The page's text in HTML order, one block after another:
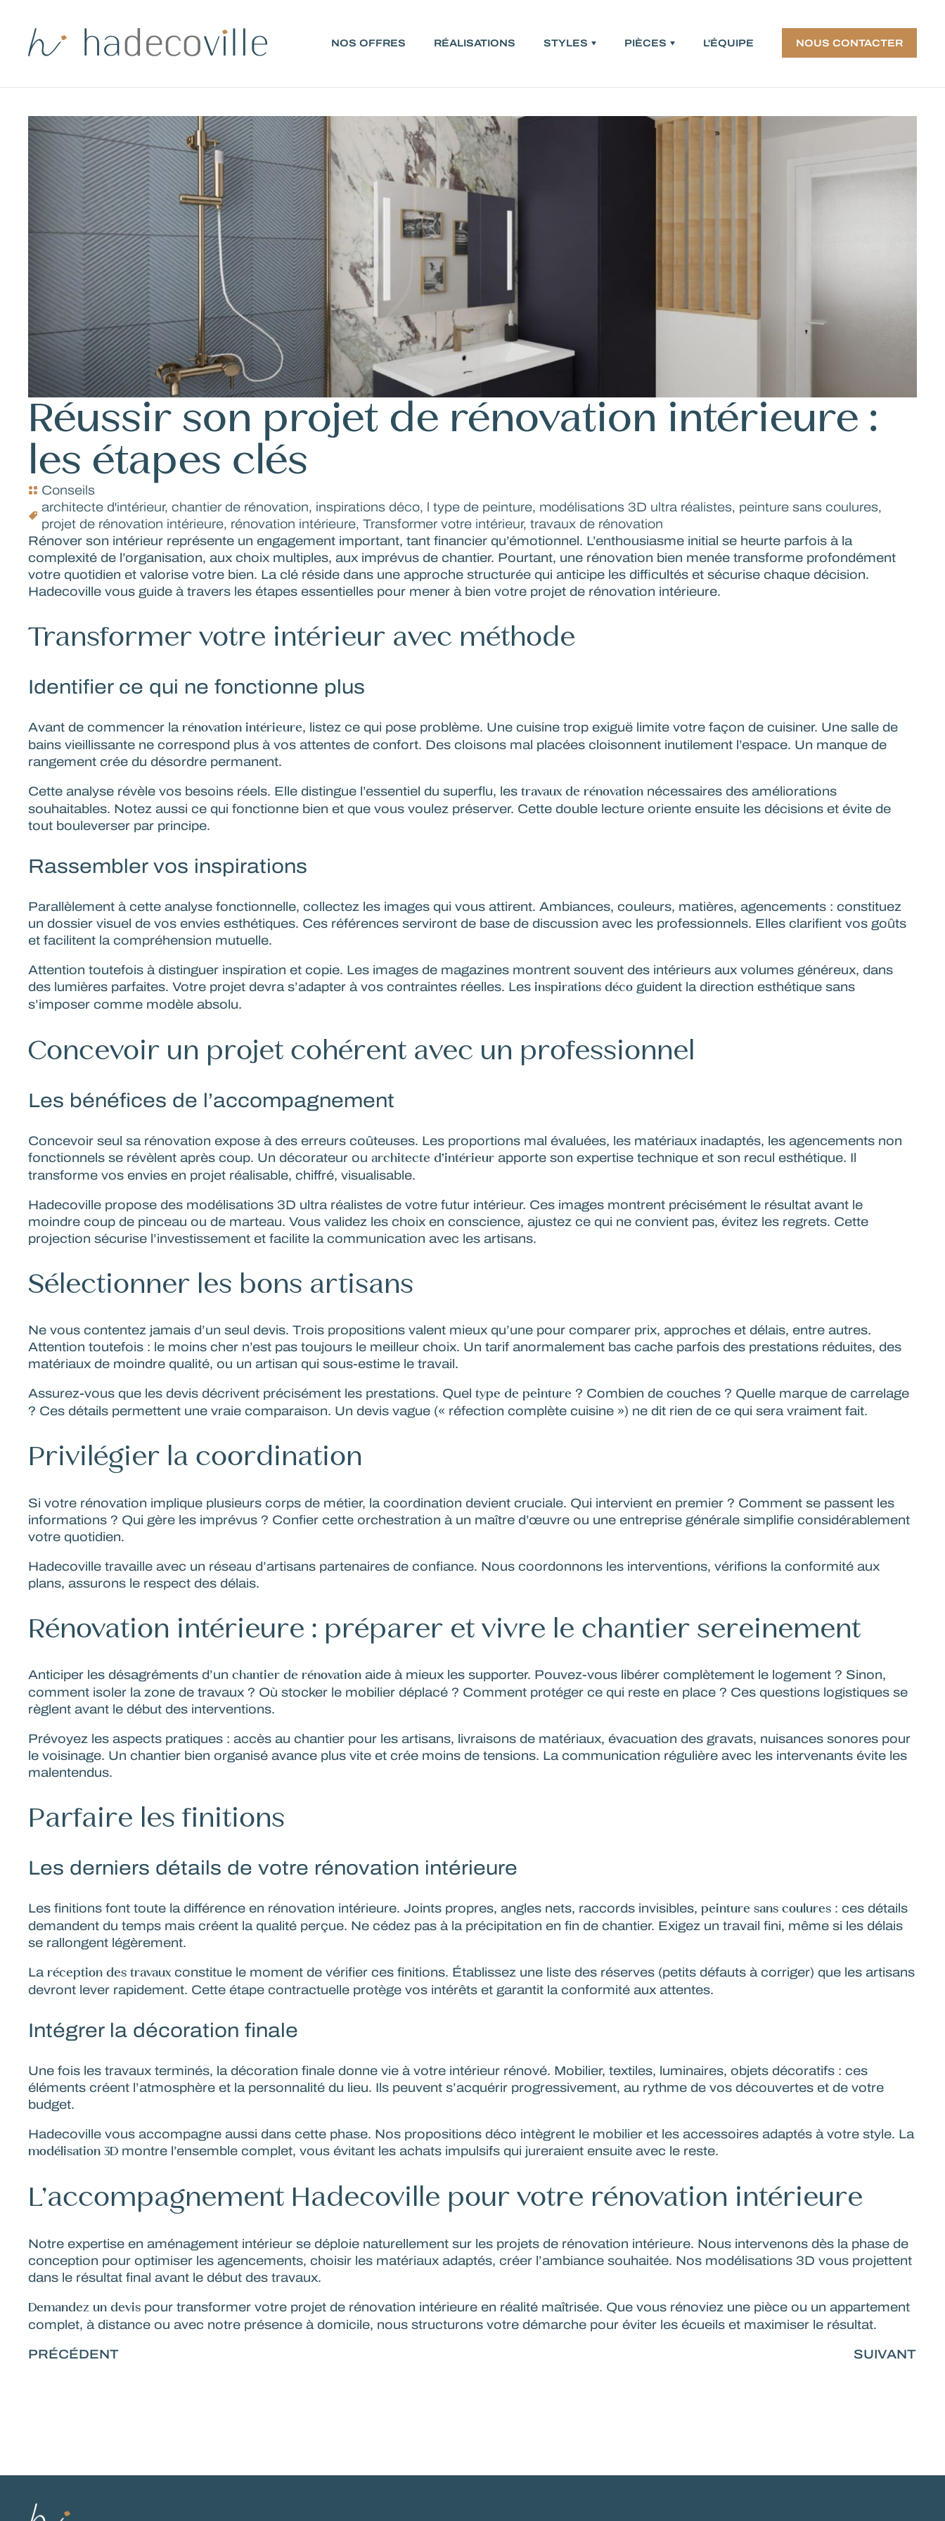
NOS OFFRES RÉALISATIONS STYLES PIÈCES L'ÉQUIPE NOUS CONTACTER
Réussir son projet de rénovation intérieure :
les étapes clés
Conseils
architecte d'intérieur, chantier de rénovation, inspirations déco, l type de peinture, modélisations 3D ultra réalistes, peinture sans coulures,
projet de rénovation intérieure, rénovation intérieure, Transformer votre intérieur, travaux de rénovation
Rénover son intérieur représente un engagement important, tant financier qu’émotionnel. L’enthousiasme initial se heurte parfois à la
complexité de l’organisation, aux choix multiples, aux imprévus de chantier. Pourtant, une rénovation bien menée transforme profondément
votre quotidien et valorise votre bien. La clé réside dans une approche structurée qui anticipe les difficultés et sécurise chaque décision.
Hadecoville vous guide à travers les étapes essentielles pour mener à bien votre projet de rénovation intérieure.
Transformer votre intérieur avec méthode
Identifier ce qui ne fonctionne plus
Avant de commencer la rénovation intérieure, listez ce qui pose problème. Une cuisine trop exiguë limite votre façon de cuisiner. Une salle de
bains vieillissante ne correspond plus à vos attentes de confort. Des cloisons mal placées cloisonnent inutilement l’espace. Un manque de
rangement crée du désordre permanent.
Cette analyse révèle vos besoins réels. Elle distingue l’essentiel du superflu, les travaux de rénovation nécessaires des améliorations
souhaitables. Notez aussi ce qui fonctionne bien et que vous voulez préserver. Cette double lecture oriente ensuite les décisions et évite de
tout bouleverser par principe.
Rassembler vos inspirations
Parallèlement à cette analyse fonctionnelle, collectez les images qui vous attirent. Ambiances, couleurs, matières, agencements : constituez
un dossier visuel de vos envies esthétiques. Ces références serviront de base de discussion avec les professionnels. Elles clarifient vos goûts
et facilitent la compréhension mutuelle.
Attention toutefois à distinguer inspiration et copie. Les images de magazines montrent souvent des intérieurs aux volumes généreux, dans
des lumières parfaites. Votre projet devra s’adapter à vos contraintes réelles. Les inspirations déco guident la direction esthétique sans
s’imposer comme modèle absolu.
Concevoir un projet cohérent avec un professionnel
Les bénéfices de l’accompagnement
Concevoir seul sa rénovation expose à des erreurs coûteuses. Les proportions mal évaluées, les matériaux inadaptés, les agencements non
fonctionnels se révèlent après coup. Un décorateur ou architecte d’intérieur apporte son expertise technique et son recul esthétique. Il
transforme vos envies en projet réalisable, chiffré, visualisable.
Hadecoville propose des modélisations 3D ultra réalistes de votre futur intérieur. Ces images montrent précisément le résultat avant le
moindre coup de pinceau ou de marteau. Vous validez les choix en conscience, ajustez ce qui ne convient pas, évitez les regrets. Cette
projection sécurise l’investissement et facilite la communication avec les artisans.
Sélectionner les bons artisans
Ne vous contentez jamais d’un seul devis. Trois propositions valent mieux qu’une pour comparer prix, approches et délais, entre autres.
Attention toutefois : le moins cher n’est pas toujours le meilleur choix. Un tarif anormalement bas cache parfois des prestations réduites, des
matériaux de moindre qualité, ou un artisan qui sous-estime le travail.
Assurez-vous que les devis décrivent précisément les prestations. Quel type de peinture ? Combien de couches ? Quelle marque de carrelage
? Ces détails permettent une vraie comparaison. Un devis vague (« réfection complète cuisine ») ne dit rien de ce qui sera vraiment fait.
Privilégier la coordination
Si votre rénovation implique plusieurs corps de métier, la coordination devient cruciale. Qui intervient en premier ? Comment se passent les
informations ? Qui gère les imprévus ? Confier cette orchestration à un maître d’œuvre ou une entreprise générale simplifie considérablement
votre quotidien.
Hadecoville travaille avec un réseau d’artisans partenaires de confiance. Nous coordonnons les interventions, vérifions la conformité aux
plans, assurons le respect des délais.
Rénovation intérieure : préparer et vivre le chantier sereinement
Anticiper les désagréments d’un chantier de rénovation aide à mieux les supporter. Pouvez-vous libérer complètement le logement ? Sinon,
comment isoler la zone de travaux ? Où stocker le mobilier déplacé ? Comment protéger ce qui reste en place ? Ces questions logistiques se
règlent avant le début des interventions.
Prévoyez les aspects pratiques : accès au chantier pour les artisans, livraisons de matériaux, évacuation des gravats, nuisances sonores pour
le voisinage. Un chantier bien organisé avance plus vite et crée moins de tensions. La communication régulière avec les intervenants évite les
malentendus.
Parfaire les finitions
Les derniers détails de votre rénovation intérieure
Les finitions font toute la différence en rénovation intérieure. Joints propres, angles nets, raccords invisibles, peinture sans coulures : ces détails
demandent du temps mais créent la qualité perçue. Ne cédez pas à la précipitation en fin de chantier. Exigez un travail fini, même si les délais
se rallongent légèrement.
La réception des travaux constitue le moment de vérifier ces finitions. Établissez une liste des réserves (petits défauts à corriger) que les artisans
devront lever rapidement. Cette étape contractuelle protège vos intérêts et garantit la conformité aux attentes.
Intégrer la décoration finale
Une fois les travaux terminés, la décoration finale donne vie à votre intérieur rénové. Mobilier, textiles, luminaires, objets décoratifs : ces
éléments créent l’atmosphère et la personnalité du lieu. Ils peuvent s’acquérir progressivement, au rythme de vos découvertes et de votre
budget.
Hadecoville vous accompagne aussi dans cette phase. Nos propositions déco intègrent le mobilier et les accessoires adaptés à votre style. La
modélisation 3D montre l’ensemble complet, vous évitant les achats impulsifs qui jureraient ensuite avec le reste.
L’accompagnement Hadecoville pour votre rénovation intérieure
Notre expertise en aménagement intérieur se déploie naturellement sur les projets de rénovation intérieure. Nous intervenons dès la phase de
conception pour optimiser les agencements, choisir les matériaux adaptés, créer l’ambiance souhaitée. Nos modélisations 3D vous projettent
dans le résultat final avant le début des travaux.
Demandez un devis pour transformer votre projet de rénovation intérieure en réalité maîtrisée. Que vous rénoviez une pièce ou un appartement
complet, à distance ou avec notre présence à domicile, nous structurons votre démarche pour éviter les écueils et maximiser le résultat.
PRÉCÉDENT SUIVANT